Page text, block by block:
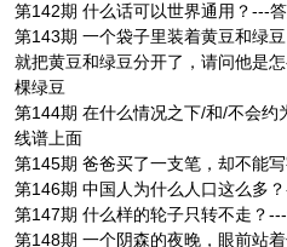
第142期 什么话可以世界通用？---
第143期 一个袋子里装着黄豆和绿
就把黄豆和绿豆分开了，请问他是
棵绿豆
第144期 在什么情况之下/和/不会约
线谱上面
第145期 爸爸买了一支笔，却不能
第146期 中国人为什么人口这么多
第147期 什么样的轮子只转不走？
第148期 一个阴森的夜晚，眼前站